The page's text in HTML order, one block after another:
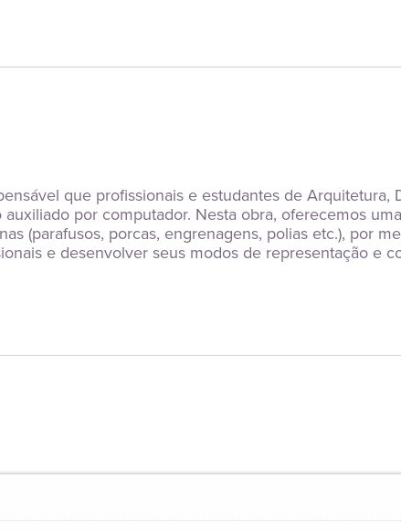
que profissionais e estudantes de Arquitetura,
por computador. Nesta obra, oferecemos
(parafusos, porcas, engrenagens, polias etc.), por
e desenvolver seus modos de representação e